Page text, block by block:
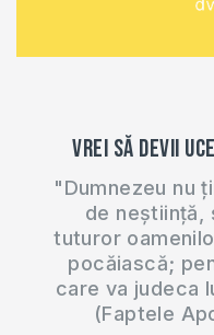
Vrei să devii
"Dumnezeu nu
de neștiință,
tuturor
pocăiască;
care va judeca
(Faptele